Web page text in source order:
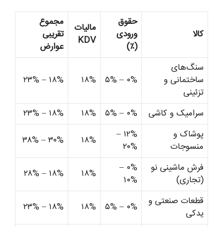
کالا
حقوق
ورودی
(٪)
مالیات
KDV
مجموع
تقریبی
عوارض
سنگ‌های
ساختمانی و
تزئینی
۰% – ۵% ۱۸% ۱۸% – ۲۳%
سرامیک و کاشی ۰% – ۵% ۱۸%
۱۸% – ۲۳%
پوشاک و
منسوجات
۱۲% –
۲۰%
۱۸%
۳۰% – ۳۸%
فرش ماشینی نو
(تجاری)
۰% –
۱۰%
۱۸%
۱۸% – ۲۸%
قطعات صنعتی و
یدکی
۰% – ۵% ۱۸% ۱۸% – ۲۳%